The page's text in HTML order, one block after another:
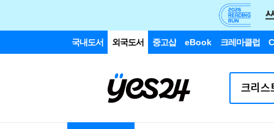
국내도서 외국도서 중고샵 eBook 크레마클럽